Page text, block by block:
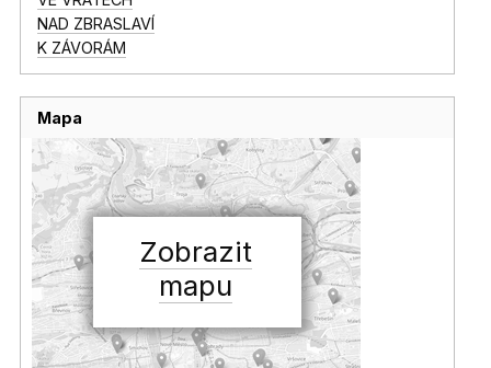
NAD ZBRASLAVÍ
K ZÁVORÁM
Mapa
Zobrazit
mapu